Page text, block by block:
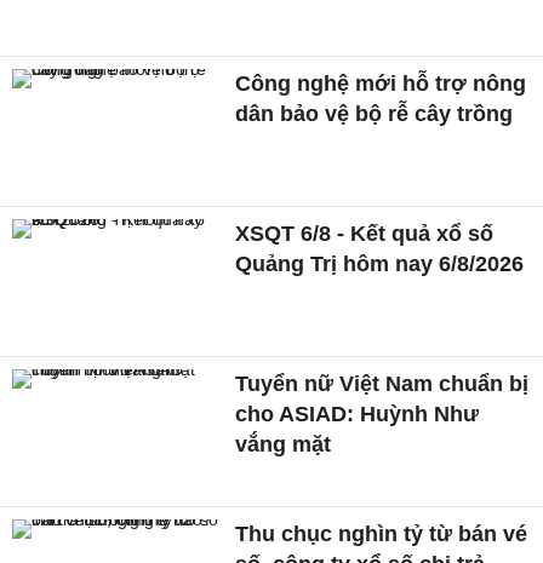
Công nghệ mới hỗ trợ nông
dân bảo vệ bộ rễ cây trồng
XSQT 6/8 - Kết quả xổ số
Quảng Trị hôm nay 6/8/2026
Tuyển nữ Việt Nam chuẩn bị
cho ASIAD: Huỳnh Như
vắng mặt
Thu chục nghìn tỷ từ bán vé